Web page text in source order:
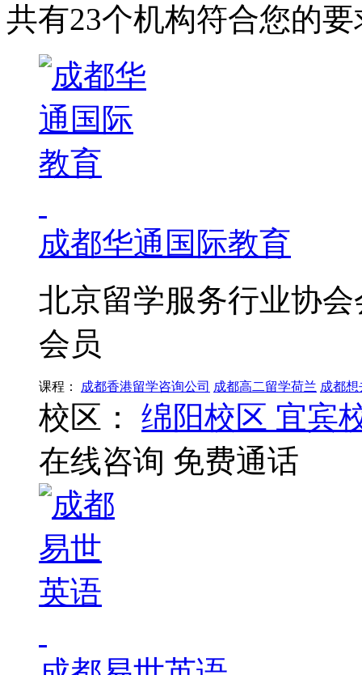
共有23个机构符合您的要
成都华通国际教育
北京留学服务行业协
会员
课程： 成都香港留学咨询公司 成都高二留学荷兰 成都
校区： 绵阳校区 宜宾
在线咨询 免费通话